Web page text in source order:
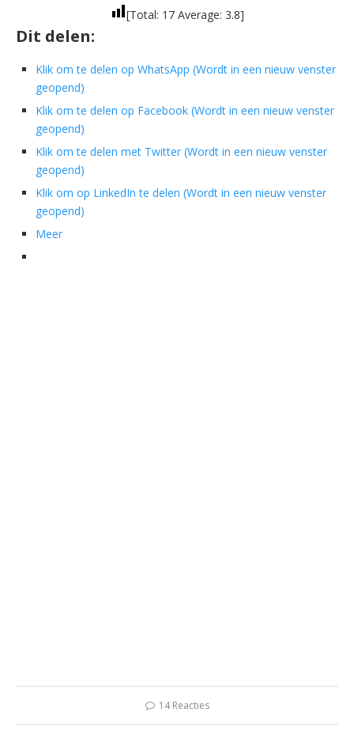
[Total: 17Average: 3.8]
Dit delen:
Klik om te delen op WhatsApp (Wordt in een nieuw venster
geopend)
Klik om te delen op Facebook (Wordt in een nieuw venster
geopend)
Klik om te delen met Twitter (Wordt in een nieuw venster
geopend)
Klik om op LinkedIn te delen (Wordt in een nieuw venster
geopend)
Meer
14 Reacties